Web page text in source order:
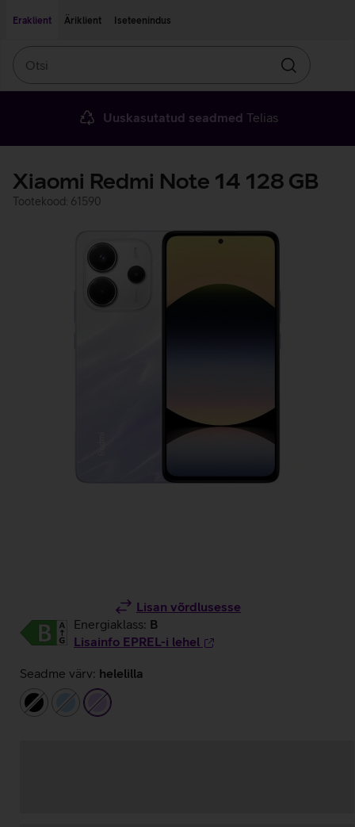
Eraklient
Äriklient Iseteenindus
Otsin
Uuskasutatud seadmed Telias
Xiaomi Redmi Note 14 128 GB
Tootekood: 61590
Lisan võrdlusesse
Energiaklass: B
Lisainfo EPREL-i lehel
Seadme värv: helelilla
must
helesininehelelilla